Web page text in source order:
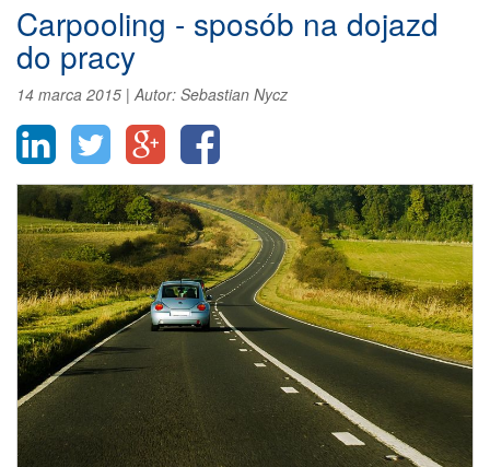
Carpooling - sposób na dojazd
do pracy
14 marca 2015 |Autor: Sebastian Nycz